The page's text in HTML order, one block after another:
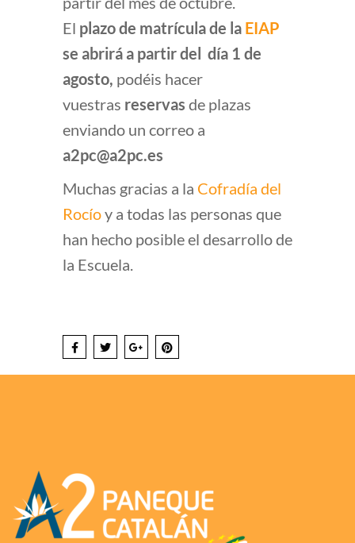
El plazo de matrícula de la EIAP
se abrirá a partir del día 1 de
agosto, podéis hacer
vuestras reservas de plazas
enviando un correo a
a2pc@a2pc.es
Muchas gracias a la Cofradía del
Rocíoy a todas las personas que
han hecho posible el desarrollo de
la Escuela.